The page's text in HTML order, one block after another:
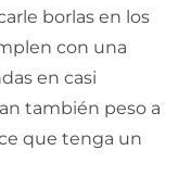
borlas en los
con una
en casi
también peso a
que tenga un